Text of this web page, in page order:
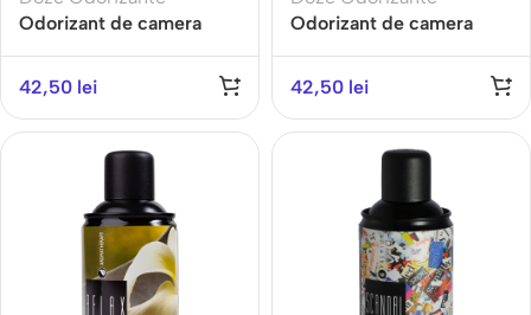
Odorizant de camera
AROMATHERAPY
42,50 lei
Odorizant de camera
FRUITS
42,50 lei